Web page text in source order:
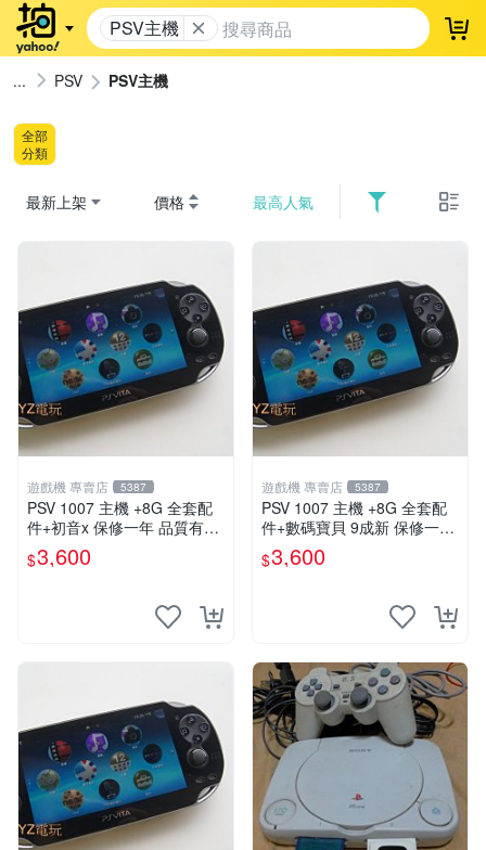
PSV主機 登
PSV PSV主機
全部
分類
最新上架 價格 最高人氣
遊戲機 專賣店 5387
PSV 1007 主機 +8G 全套配
件+初音x 保修一年 品質有保
障
$3,600
遊戲機 專賣店 5387
PSV 1007 主機 +8G 全套配
件+數碼寶貝 9成新 保修一年
品質有保障 psvita
$3,600